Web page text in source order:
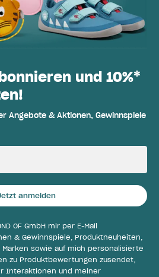
und 10%*
Angebote & Aktionen, Gewinnspiele
anmelden
OF GmbH mir per E-Mail
& Gewinnspiele, Produktneuheiten,
sowie auf mich personalisierte
zu Produktbewertungen zusendet,
Interaktionen und meiner